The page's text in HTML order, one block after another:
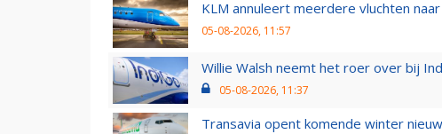
KLM annuleert meerdere vluchten
05-08-2026, 11:57
Willie Walsh neemt het roer over bij
05-08-2026, 11:37
Transavia opent komende winter